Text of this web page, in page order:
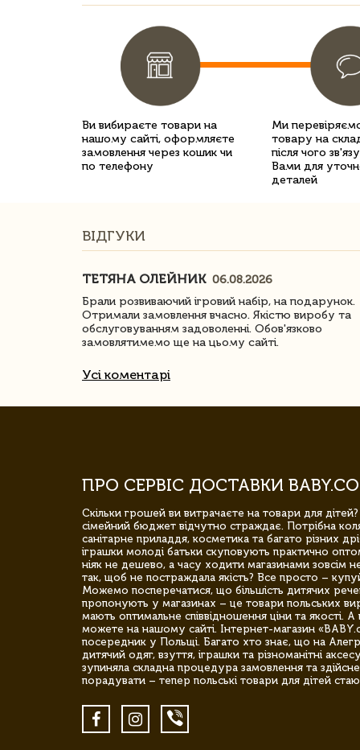
Ви вибираєте товари на
нашому сайті, оформляєте
замовлення через кошик чи
по телефону
Ми
товару на
після чого
Вами для
деталей
ВІДГУКИ
ТЕТЯНА ОЛЕЙНИК 06.08.2026
Брали розвиваючий ігровий набір, на подарунок.
Отримали замовлення вчасно. Якістю виробу та
обслуговуванням задоволенні. Обов'язково
замовлятимемо ще на цьому сайті.
Усі коментарі
ПРО СЕРВІС ДОСТАВКИ
Скільки грошей ви витрачаєте на товари для
сімейний бюджет відчутно страждає. Потрібна
санітарне приладдя, косметика та багато різних
іграшки молоді батьки скуповують практично
ніяк не дешево, а часу ходити магазинами зовсім
так, щоб не постраждала якість? Все просто –
Можемо посперечатися, що більшість дитячих
пропонують у магазинах – це товари польських
мають оптимальне співвідношення ціни та якості.
можете на нашому сайті. Інтернет-магазин
посередник у Польщі. Багато хто знає, що на
дитячий одяг, взуття, іграшки та різноманітні
зупиняла складна процедура замовлення та
порадувати – тепер польські товари для дітей